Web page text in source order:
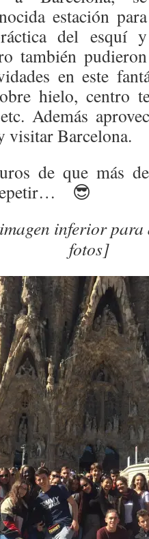
estación para
del esquí y
también pudieron
en este
hielo, centro
Además
visitar Barcelona.
de que más
repetir… 😎
inferior para
fotos]